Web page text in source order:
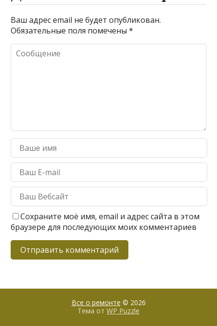
Ваш адрес email не будет опубликован.
Обязательные поля помечены*
Сохраните моё имя, email и адрес сайта в этом
браузере для последующих моих комментариев
Все о ремонте © 2026
Тема от WP Puzzle